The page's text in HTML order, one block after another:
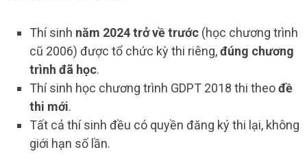
Thí sinh năm 2024 trở về trước (học chương trình
cũ 2006) được tổ chức kỳ thi riêng,đúng chương
trình đã học.
Thí sinh học chương trình GDPT 2018 thi theođề
thi mới.
Tất cả thí sinh đều có quyền đăng ký thi lại, không
giới hạn số lần.